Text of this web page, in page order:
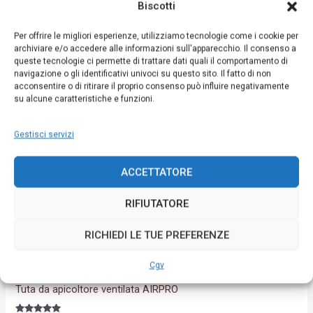
Biscotti
Per offrire le migliori esperienze, utilizziamo tecnologie come i cookie per
archiviare e/o accedere alle informazioni sull'apparecchio. Il consenso a
queste tecnologie ci permette di trattare dati quali il comportamento di
navigazione o gli identificativi univoci su questo sito. Il fatto di non
acconsentire o di ritirare il proprio consenso può influire negativamente
su alcune caratteristiche e funzioni.
Gestisci servizi
ACCETTATORE
RIFIUTATORE
RICHIEDI LE TUE PREFERENZE
Cgv
Gamma di prodotti per l'apicoltura
Tuta da apicoltore ventilata AIRPRO
più
varianti.
Le
opzioni
essere
scelte
pagina
prodotto